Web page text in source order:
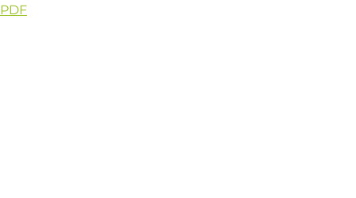
PDF